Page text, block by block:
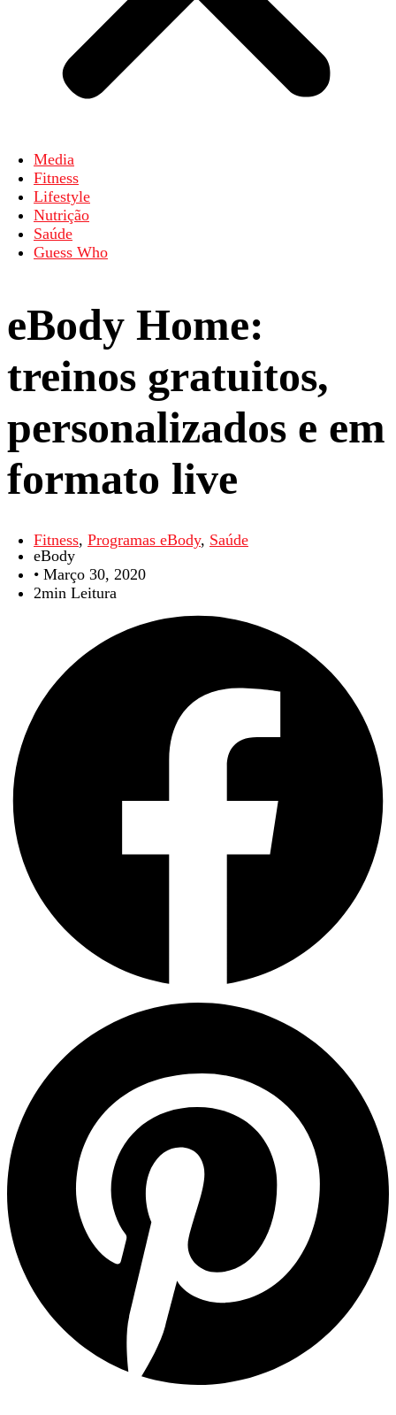
Media
Fitness
Lifestyle
Nutrição
Saúde
Guess Who
eBody Home:
treinos gratuitos,
personalizados e em
formato live
Fitness, Programas eBody, Saúde
eBody
• Março 30, 2020
2min Leitura